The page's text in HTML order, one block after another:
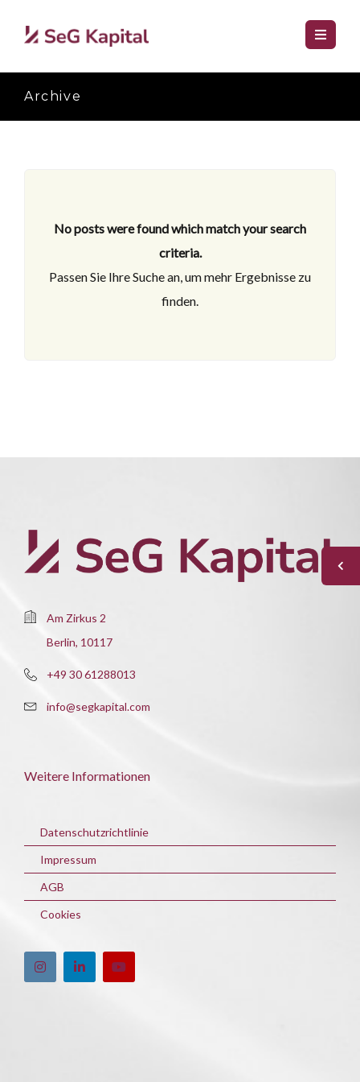
Archive
No posts were found which match your search
criteria.
Passen Sie Ihre Suche an, um mehr Ergebnisse zu
finden.
Am Zirkus 2
Berlin, 10117
+49 30 61288013
info@segkapital.com
Weitere Informationen
Datenschutzrichtlinie
Impressum
AGB
Cookies